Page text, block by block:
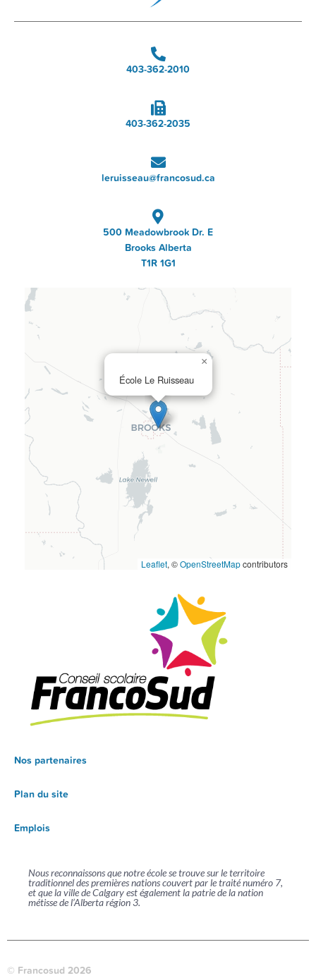
403-362-2010
403-362-2035
leruisseau@francosud.ca
500 Meadowbrook Dr. E
Brooks Alberta
T1R 1G1
École Le Ruisseau
×
Leaflet, ©OpenStreetMapcontributors
Nos partenaires
Plan du site
Emplois
Nous reconnaissons que notre école se trouve sur le territoire
traditionnel des premières nations couvert par le traité numéro 7,
et que la ville de Calgary est également la patrie de la nation
métisse de l’Alberta région 3.
© Francosud 2026